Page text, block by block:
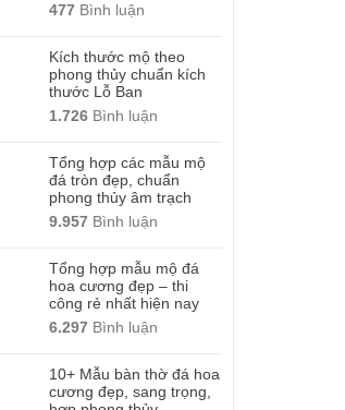
477 Bình luận
Kích thước mộ theo
phong thủy chuẩn kích
thước Lỗ Ban
1.726 Bình luận
Tổng hợp các mẫu mộ
đá tròn đẹp, chuẩn
phong thủy âm trạch
9.957 Bình luận
Tổng hợp mẫu mộ đá
hoa cương đẹp – thi
công rẻ nhất hiện nay
6.297 Bình luận
10+ Mẫu bàn thờ đá hoa
cương đẹp, sang trọng,
Mộ tròn – Mẫu -26